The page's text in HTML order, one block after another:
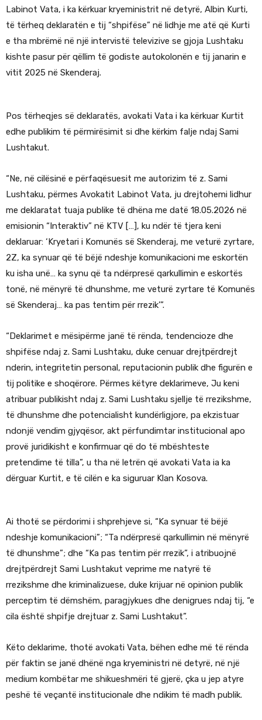
Labinot Vata, i ka kërkuar kryeministrit në detyrë, Albin Kurti,
të tërheq deklaratën e tij “shpifëse” në lidhje me atë që Kurti
e tha mbrëmë në një intervistë televizive se gjoja Lushtaku
kishte pasur për qëllim të godiste autokolonën e tij janarin e
vitit 2025 në Skenderaj.
Pos tërheqjes së deklaratës, avokati Vata i ka kërkuar Kurtit
edhe publikim të përmirësimit si dhe kërkim falje ndaj Sami
Lushtakut.
“Ne, në cilësinë e përfaqësuesit me autorizim të z. Sami
Lushtaku, përmes Avokatit Labinot Vata, ju drejtohemi lidhur
me deklaratat tuaja publike të dhëna me datë 18.05.2026 në
emisionin “Interaktiv” në KTV […], ku ndër të tjera keni
deklaruar: ‘Kryetari i Komunës së Skenderaj, me veturë zyrtare,
2Z, ka synuar që të bëjë ndeshje komunikacioni me eskortën
ku isha unë… ka synu që ta ndërpresë qarkullimin e eskortës
tonë, në mënyrë të dhunshme, me veturë zyrtare të Komunës
së Skenderaj… ka pas tentim për rrezik’”.
“Deklarimet e mësipërme janë të rënda, tendencioze dhe
shpifëse ndaj z. Sami Lushtaku, duke cenuar drejtpërdrejt
nderin, integritetin personal, reputacionin publik dhe figurën e
tij politike e shoqërore. Përmes këtyre deklarimeve, Ju keni
atribuar publikisht ndaj z. Sami Lushtaku sjellje të rrezikshme,
të dhunshme dhe potencialisht kundërligjore, pa ekzistuar
ndonjë vendim gjyqësor, akt përfundimtar institucional apo
provë juridikisht e konfirmuar që do të mbështeste
pretendime të tilla”, u tha në letrën që avokati Vata ia ka
dërguar Kurtit, e të cilën e ka siguruar Klan Kosova.
Ai thotë se përdorimi i shprehjeve si, “Ka synuar të bëjë
ndeshje komunikacioni”; “Ta ndërpresë qarkullimin në mënyrë
të dhunshme”; dhe “Ka pas tentim për rrezik”, i atribuojnë
drejtpërdrejt Sami Lushtakut veprime me natyrë të
rrezikshme dhe kriminalizuese, duke krijuar në opinion publik
perceptim të dëmshëm, paragjykues dhe denigrues ndaj tij, “e
cila është shpifje drejtuar z. Sami Lushtakut”.
Këto deklarime, thotë avokati Vata, bëhen edhe më të rënda
për faktin se janë dhënë nga kryeministri në detyrë, në një
medium kombëtar me shikueshmëri të gjerë, çka u jep atyre
peshë të veçantë institucionale dhe ndikim të madh publik.